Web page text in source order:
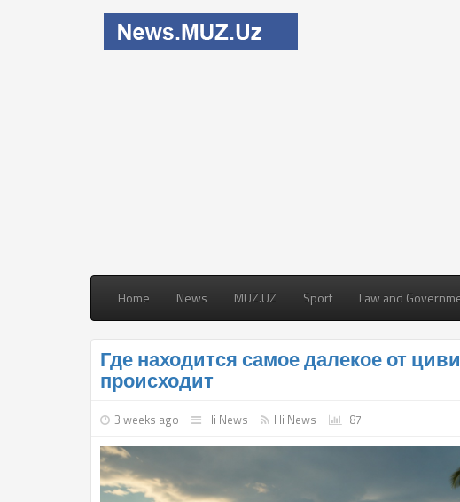
Home News MUZ.UZ Sport Law and
Где находится самое далекое от
происходит
3 weeks ago Hi News Hi News 87